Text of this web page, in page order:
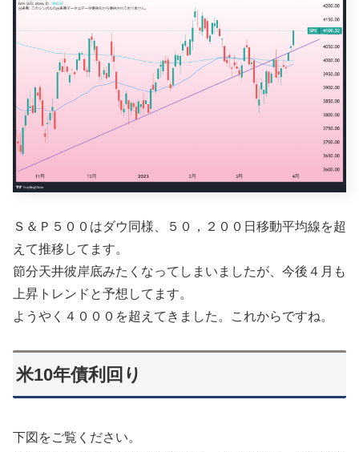
Ｓ＆Ｐ５００はダウ同様、５０，２００日移動平均線を超
えて推移してます。
節分天井彼岸底みたくなってしまいましたが、今後４月も
上昇トレンドと予想してます。
ようやく４０００を超えてきました。これからですね。
米10年債利回り
下図をご覧ください。